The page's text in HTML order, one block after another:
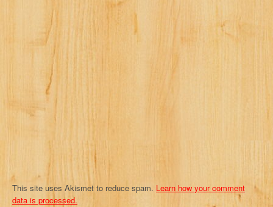
o
This site uses Akismet to reduce spam. Learn how your comment
data is processed.